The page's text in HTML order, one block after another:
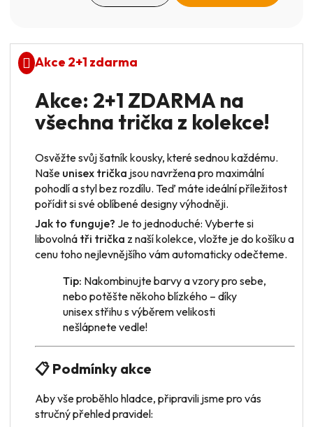
Akce 2+1 zdarma
Akce: 2+1 ZDARMA na
všechna trička z kolekce!
Osvěžte svůj šatník kousky, které sednou každému.
Naše unisex trička jsou navržena pro maximální
pohodlí a styl bez rozdílu. Teď máte ideální příležitost
pořídit si své oblíbené designy výhodněji.
Jak to funguje? Je to jednoduché: Vyberte si
libovolná tři trička z naší kolekce, vložte je do košíku a
cenu toho nejlevnějšího vám automaticky odečteme.
Tip: Nakombinujte barvy a vzory pro sebe,
nebo potěšte někoho blízkého – díky
unisex střihu s výběrem velikosti
nešlápnete vedle!
📋 Podmínky akce
Aby vše proběhlo hladce, připravili jsme pro vás
stručný přehled pravidel: